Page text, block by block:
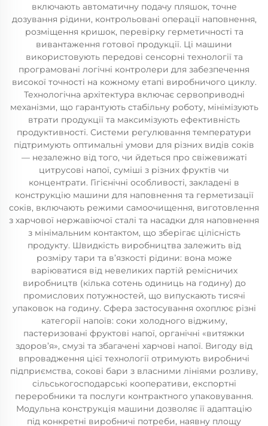
включають автоматичну подачу пляшок, точне
дозування рідини, контрольовані операції наповнення,
розміщення кришок, перевірку герметичності та
вивантаження готової продукції. Ці машини
використовують передові сенсорні технології та
програмовані логічні контролери для забезпечення
високої точності на кожному етапі виробничого циклу.
Технологічна архітектура включає сервоприводні
механізми, що гарантують стабільну роботу, мінімізують
втрати продукції та максимізують ефективність
продуктивності. Системи регулювання температури
підтримують оптимальні умови для різних видів соків
— незалежно від того, чи йдеться про свіжевижаті
цитрусові напої, суміші з різних фруктів чи
концентрати. Гігієнічні особливості, закладені в
конструкцію машини для наповнення та герметизації
соків, включають режими самоочищення, виготовлення
з харчової нержавіючої сталі та насадки для наповнення
з мінімальним контактом, що зберігає цілісність
продукту. Швидкість виробництва залежить від
розміру тари та в’язкості рідини: вона може
варіюватися від невеликих партій ремісничих
виробництв (кілька сотень одиниць на годину) до
промислових потужностей, що випускають тисячі
упаковок на годину. Сфера застосування охоплює різні
категорії напоїв: соки холодного віджиму,
пастеризовані фруктові напої, органічні «витяжки
здоров’я», смузі та збагачені харчові напої. Вигоду від
впровадження цієї технології отримують виробничі
підприємства, сокові бари з власними лініями розливу,
сільськогосподарські кооперативи, експортні
переробники та послуги контрактного упаковування.
Модульна конструкція машини дозволяє її адаптацію
під конкретні виробничі потреби, наявну площу